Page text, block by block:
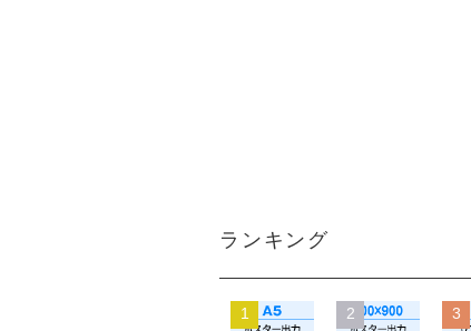
ランキング
1 2 3